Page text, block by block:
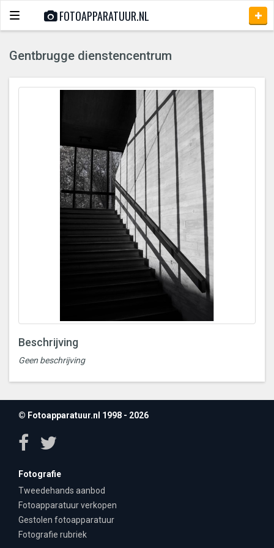
Toggle
navigation
FOTOAPPARATUUR.NL
Gentbrugge dienstencentrum
Beschrijving
Geen beschrijving
© Fotoapparatuur.nl 1998 - 2026
Fotografie
Tweedehands aanbod
Fotoapparatuur verkopen
Gestolen fotoapparatuur
Fotografie rubriek